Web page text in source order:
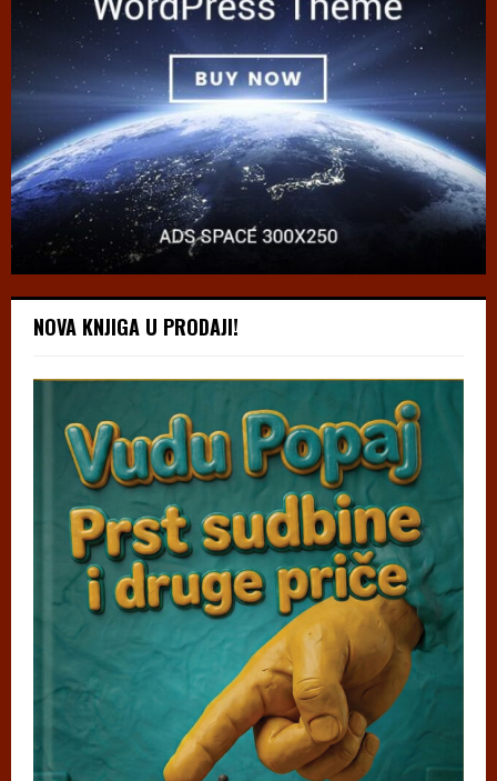
NOVA KNJIGA U PRODAJI!